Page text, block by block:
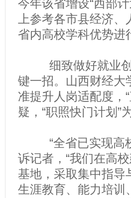
今年该省增设“西部
上参考各市县经济
省内高校学科优势进
细致做好就业创
键一招。山西财经大
准提升人岗适配度，
疑，“职照快门计划
“全省已实现高校
诉记者，“我们在高
基地，采取集中指导
生涯教育、能力培训